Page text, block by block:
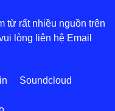
từ rất nhiều nguồn trên
lòng liên hệ Email
Soundcloud